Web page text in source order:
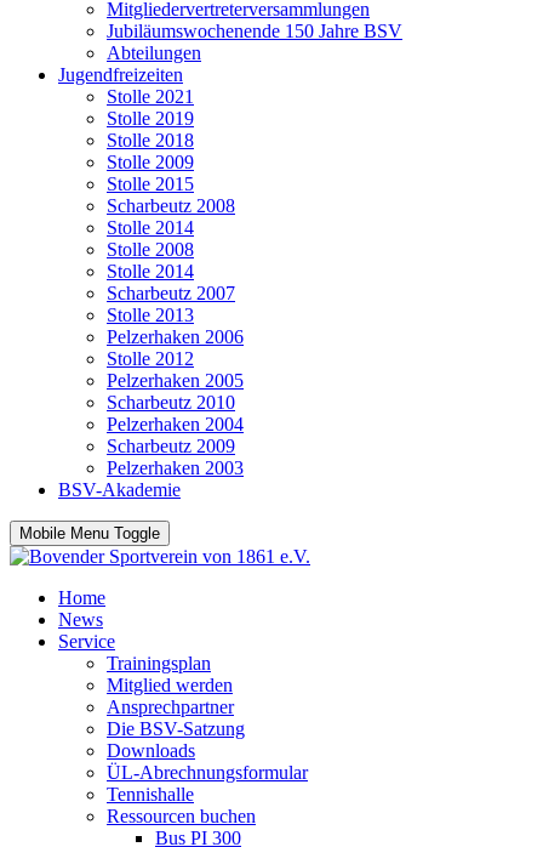
Mitgliedervertreterversammlungen
Jubiläumswochenende 150 Jahre BSV
Abteilungen
Jugendfreizeiten
Stolle 2021
Stolle 2019
Stolle 2018
Stolle 2009
Stolle 2015
Scharbeutz 2008
Stolle 2014
Stolle 2008
Stolle 2014
Scharbeutz 2007
Stolle 2013
Pelzerhaken 2006
Stolle 2012
Pelzerhaken 2005
Scharbeutz 2010
Pelzerhaken 2004
Scharbeutz 2009
Pelzerhaken 2003
BSV-Akademie
Mobile Menu Toggle
Home
News
Service
Trainingsplan
Mitglied werden
Ansprechpartner
Die BSV-Satzung
Downloads
ÜL-Abrechnungsformular
Tennishalle
Ressourcen buchen
Bus PI 300